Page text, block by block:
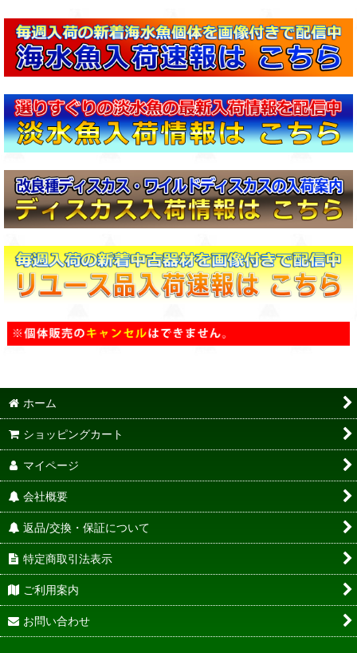
ホーム
ショッピングカート
マイページ
会社概要
返品/交換・保証について
特定商取引法表示
ご利用案内
お問い合わせ